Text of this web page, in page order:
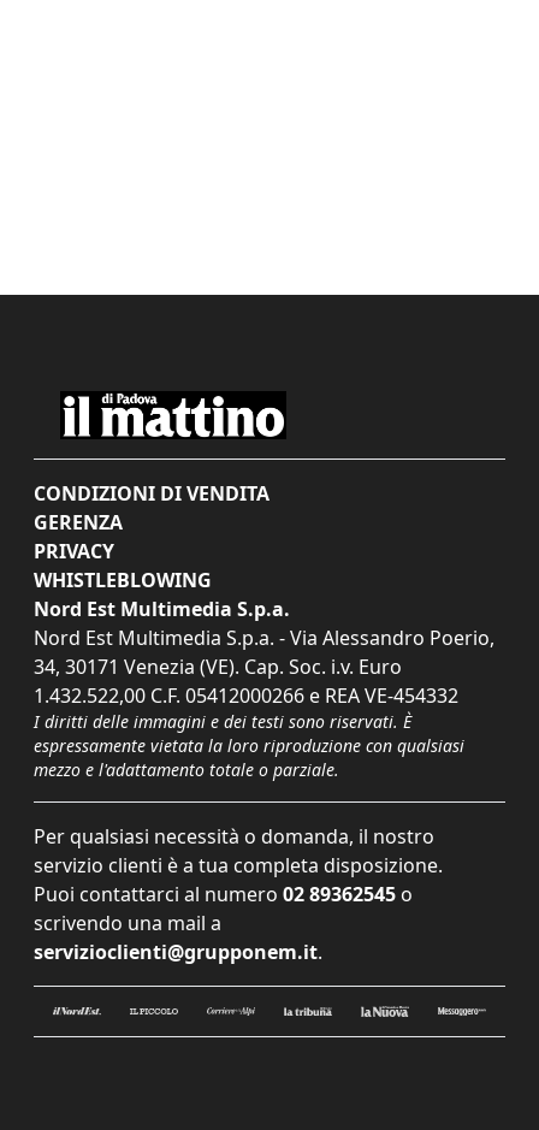
CONDIZIONI DI VENDITA
GERENZA
PRIVACY
WHISTLEBLOWING
Nord Est Multimedia S.p.a.
Nord Est Multimedia S.p.a. - Via Alessandro Poerio,
34, 30171 Venezia (VE). Cap. Soc. i.v. Euro
1.432.522,00 C.F. 05412000266 e REA VE-454332
I diritti delle immagini e dei testi sono riservati. È
espressamente vietata la loro riproduzione con qualsiasi
mezzo e l'adattamento totale o parziale.
Per qualsiasi necessità o domanda, il nostro
servizio clienti è a tua completa disposizione.
Puoi contattarci al numero 02 89362545 o
scrivendo una mail a
servizioclienti@grupponem.it.